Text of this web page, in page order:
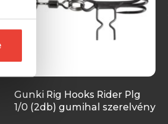
Gunki Rig Hooks Rider Plg
1/0 (2db) gumihal szerelvény